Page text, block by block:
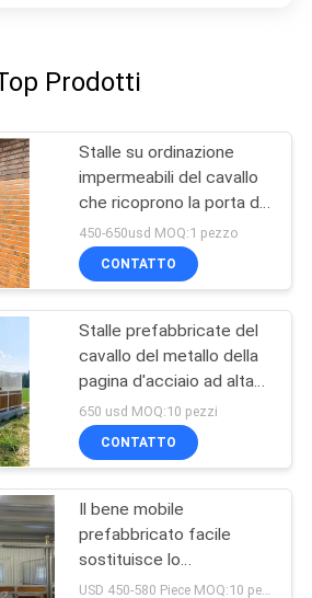
Prodotti
Stalle su ordinazione
impermeabili del cavallo
che ricoprono la porta di
parti anteriori stabile
della stalla del cavallo
450-650usd MOQ:1 pezzo
CONTATTO
Stalle prefabbricate del
cavallo del metallo della
pagina d'acciaio ad alta
resistenza della
metropolitana con il tetto
duraturo
650 usd MOQ:10 pezzi
CONTATTO
Il bene mobile
prefabbricato facile
sostituisce lo
scivolamento del cavallo